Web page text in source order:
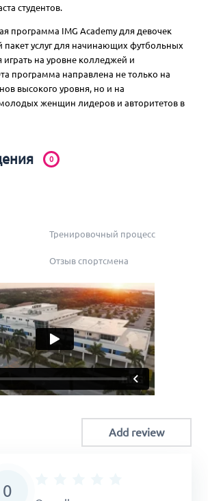
студентов.
программа IMG Academy для девочек
пакет услуг для начинающих футбольных
играть на уровне колледжей и
программа направлена не только на
высокого уровня, но и на
женщин лидеров и авторитетов в
0
Тренировочный процесс
Отзыв спортсмена
Add review
0